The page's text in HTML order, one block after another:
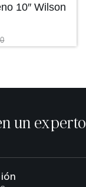
10″ Wilson
un experto